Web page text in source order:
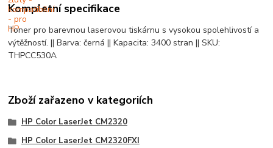
Kompletní specifikace
Toner pro barevnou laserovou tiskárnu s vysokou spolehlivostí a
výtěžností. || Barva: černá || Kapacita: 3400 stran || SKU:
THPCC530A
Zboží zařazeno v kategoriích
HP Color LaserJet CM2320
HP Color LaserJet CM2320FXI